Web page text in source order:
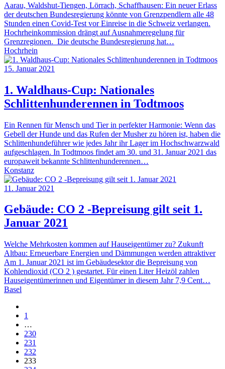
Aarau, Waldshut-Tiengen, Lörrach, Schaffhausen: Ein neuer Erlass
der deutschen Bundesregierung könnte von Grenzpendlern alle 48
Stunden einen Covid-Test vor Einreise in die Schweiz verlangen.
Hochrheinkommission drängt auf Ausnahmeregelung für
Grenzregionen. Die deutsche Bundesregierung hat…
Hochrhein
15. Januar 2021
1. Waldhaus-Cup: Nationales
Schlittenhunderennen in Todtmoos
Ein Rennen für Mensch und Tier in perfekter Harmonie: Wenn das
Gebell der Hunde und das Rufen der Musher zu hören ist, haben die
Schlittenhundeführer wie jedes Jahr ihr Lager im Hochschwarzwald
aufgeschlagen. In Todtmoos findet am 30. und 31. Januar 2021 das
europaweit bekannte Schlittenhunderennen…
Konstanz
11. Januar 2021
Gebäude: CO 2 -Bepreisung gilt seit 1.
Januar 2021
Welche Mehrkosten kommen auf Hauseigentümer zu? Zukunft
Altbau: Erneuerbare Energien und Dämmungen werden attraktiver
Am 1. Januar 2021 ist im Gebäudesektor die Bepreisung von
Kohlendioxid (CO 2 ) gestartet. Für einen Liter Heizöl zahlen
Hauseigentümerinnen und Eigentümer in diesem Jahr 7,9 Cent…
Basel
1
…
230
231
232
233